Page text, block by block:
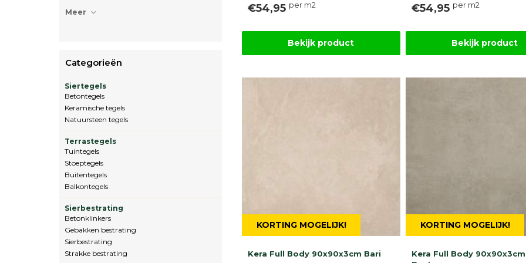
Meer
Categorieën
Siertegels
Betontegels
Keramische tegels
Natuursteen tegels
Terrastegels
Tuintegels
Stoeptegels
Buitentegels
Balkontegels
Sierbestrating
Betonklinkers
Gebakken bestrating
Sierbestrating
Strakke bestrating
€54,95 per m2
Bekijk product
€54,95 per m2
Bekijk product
KORTING MOGELIJK!
Kera Full Body 90x90x3cm Bari
KORTING MOGELIJK!
Kera Full Body 90x90x3cm